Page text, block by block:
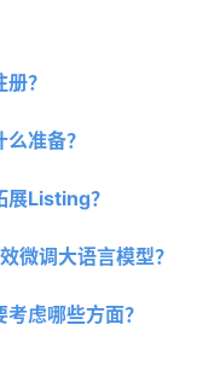
？
准备？
展Listing？
微调大语言模型？
虑哪些方面？